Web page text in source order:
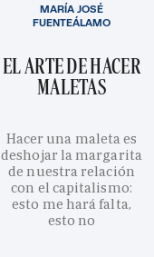
EL ARTE DE HACER
MALETAS
Hacer una maleta es
deshojar la margarita
de nuestra relación
con el capitalismo:
esto me hará falta,
esto no
MARÍA JOSÉ
FUENTEÁLAMO